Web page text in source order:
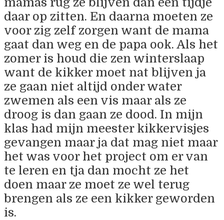
daar op zitten. En daarna moeten ze
voor zig zelf zorgen want de mama
gaat dan weg en de papa ook. Als het
zomer is houd die zen winterslaap
want de kikker moet nat blijven ja
ze gaan niet altijd onder water
zwemen als een vis maar als ze
droog is dan gaan ze dood. In mijn
klas had mijn meester kikkervisjes
gevangen maar ja dat mag niet maar
het was voor het project om er van
te leren en tja dan mocht ze het
doen maar ze moet ze wel terug
brengen als ze een kikker geworden
is.